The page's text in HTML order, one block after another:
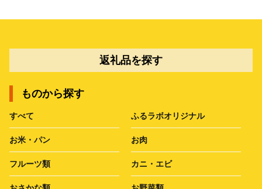
返礼品を探す
ものから探す
すべて ふるラボオリジナル
お米・パン お肉
フルーツ類 カニ・エビ